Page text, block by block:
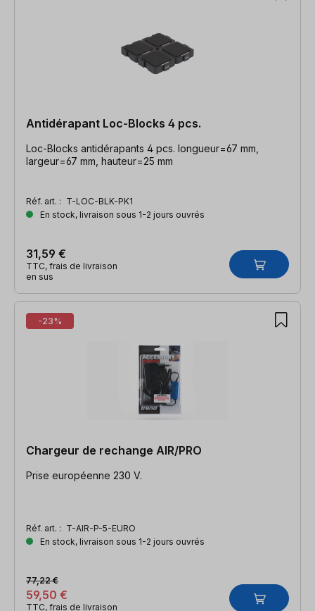
Antidérapant Loc-Blocks 4 pcs.
Loc-Blocks antidérapants 4 pcs. longueur=67 mm,
largeur=67 mm, hauteur=25 mm
Réf. art. : T-LOC-BLK-PK1
En stock, livraison sous 1-2 jours ouvrés
31,59 €
TTC, frais de livraison
en sus
-23%
Chargeur de rechange AIR/PRO
Prise européenne 230 V.
Réf. art. : T-AIR-P-5-EURO
En stock, livraison sous 1-2 jours ouvrés
59,50 €
77,22 €
TTC, frais de livraison